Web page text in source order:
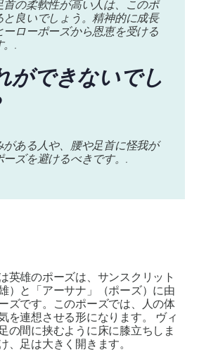
首の柔軟性が高い人は、このポ
と良いでしょう。精神的に成長
ーローポーズから恩恵を受ける
.
ができないでし
がある人や、腰や足首に怪我が
ズを避けるべきです。.
英雄のポーズは、サンスクリット
）と「アーサナ 」（ポーズ）に由
ズです。このポーズでは、人の体
を連想させる形になります。 ヴィ
の間に挟むように床に膝立ちしま
、足は大きく開きます。